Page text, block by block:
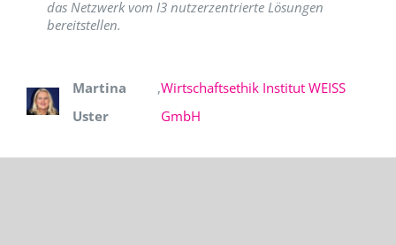
das Netzwerk vom I3 nutzerzentrierte Lösungen
bereitstellen.
Martina
Uster
,Wirtschaftsethik Institut WEISS
GmbH